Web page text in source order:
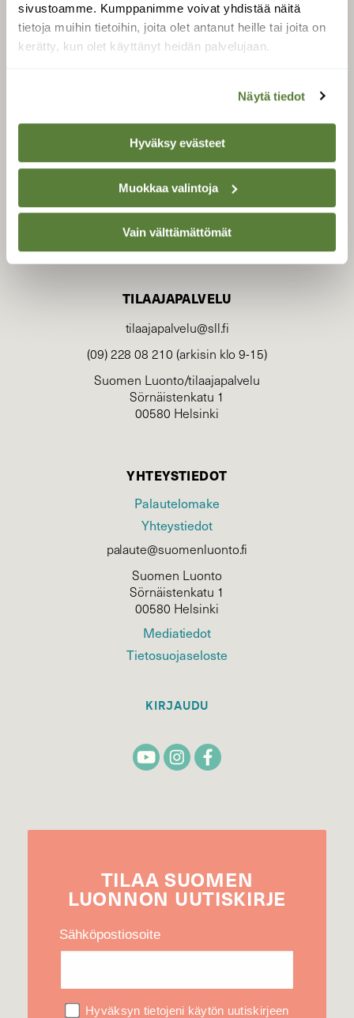
sivustoamme. Kumppanimme voivat yhdistää näitä
tietoja muihin tietoihin, joita olet antanut heille tai joita on
kerätty, kun olet käyttänyt heidän palvelujaan.
Näytä tiedot
Hyväksy evästeet
Muokkaa valintoja
Vain välttämättömät
SUOMEN LUONNON­
SUOJELU­LIITTO
Suomen Luonto -lehden
luonnonsuojelu­liitto.
TILAAJAPALVELU
tilaajapalvelu@sll.fi
(09) 228 08 210 (arkisin klo 9-15)
Suomen Luonto/tilaajapalvelu
Sörnäistenkatu 1
00580 Helsinki
YHTEYSTIEDOT
Palautelomake
Yhteystiedot
palaute@suomenluonto.fi
Suomen Luonto
Sörnäistenkatu 1
00580 Helsinki
Mediatiedot
Tietosuojaseloste
KIRJAUDU
TILAA SUOMEN
LUONNON UUTIS­KIRJE
Sähköpostiosoite
Hyväksyn tietojeni käytön uutiskirjeen